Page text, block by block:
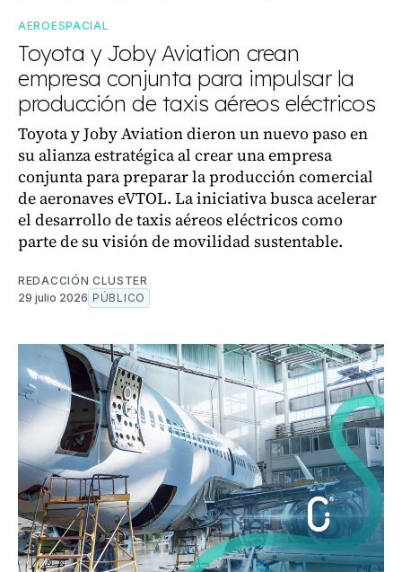
AEROESPACIAL
Toyota y Joby Aviation crean
empresa conjunta para impulsar la
producción de taxis aéreos eléctricos
Toyota y Joby Aviation dieron un nuevo paso en
su alianza estratégica al crear una empresa
conjunta para preparar la producción comercial
de aeronaves eVTOL. La iniciativa busca acelerar
el desarrollo de taxis aéreos eléctricos como
parte de su visión de movilidad sustentable.
REDACCIÓN CLUSTER
29 julio 2026 PÚBLICO